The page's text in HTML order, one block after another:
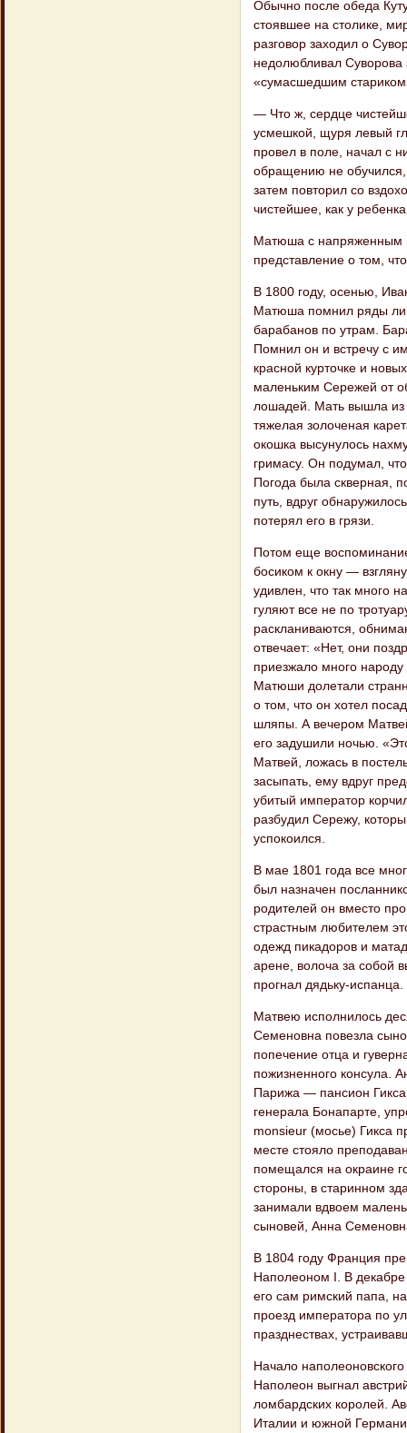
Обычно после обеда
стоявшее на столике,
разговор заходил о
недолюбливал Суворова
«сумасшедшим
— Что ж, сердце
усмешкой, щуря левый
провел в поле, начал с
обращению не
затем повторил со
чистейшее, как у
Матюша с напряженным
представление о том,
В 1800 году, осенью,
Матюша помнил ряды лип
барабанов по утрам.
Помнил он и встречу с
красной курточке и
маленьким Сережей от
лошадей. Мать вышла из
тяжелая золоченая
окошка высунулось
гримасу. Он подумал,
Погода была скверная,
путь, вдруг
потерял его в грязи.
Потом еще
босиком к окну —
удивлен, что так много
гуляют все не по
раскланиваются,
отвечает: «Нет, они
приезжало много
Матюши долетали
о том, что он хотел
шляпы. А вечером
его задушили ночью.
Матвей, ложась в
засыпать, ему вдруг
убитый император
разбудил Сережу,
успокоился.
В мае 1801 года все
был назначен
родителей он вместо
страстным любителем
одежд пикадоров и
арене, волоча за собой
прогнал дядьку-испанца.
Матвею исполнилось
Семеновна повезла
попечение отца и
пожизненного консула.
Парижа — пансион
генерала Бонапарте,
monsieur (мосье) Гикса
месте стояло
помещался на окраине
стороны, в старинном
занимали вдвоем
сыновей, Анна
В 1804 году Франция
Наполеоном I. В декабре
его сам римский папа,
проезд императора по
празднествах,
Начало
Наполеон выгнал
ломбардских королей.
Италии и южной